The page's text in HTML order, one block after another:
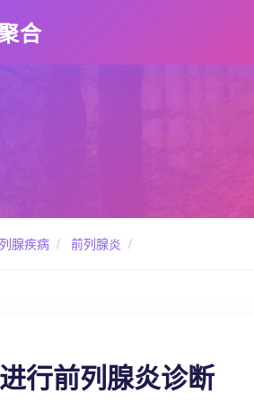
合
腺疾病 / 前列腺炎 /
行前列腺炎诊断